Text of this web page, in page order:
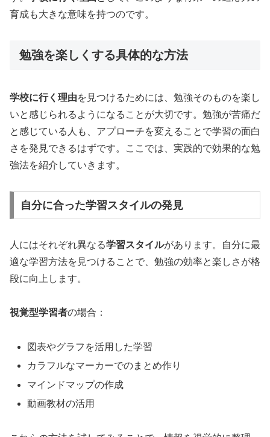
育成も大きな意味を持つのです。
勉強を楽しくする具体的な方法
学校に行く理由を見つけるためには、勉強そのものを楽し
いと感じられるようになることが大切です。勉強が苦痛だ
と感じている人も、アプローチを変えることで学習の面白
さを発見できるはずです。ここでは、実践的で効果的な勉
強法を紹介していきます。
自分に合った学習スタイルの発見
人にはそれぞれ異なる学習スタイルがあります。自分に最
適な学習方法を見つけることで、勉強の効率と楽しさが格
段に向上します。
視覚型学習者の場合：
図表やグラフを活用した学習
カラフルなマーカーでのまとめ作り
マインドマップの作成
動画教材の活用